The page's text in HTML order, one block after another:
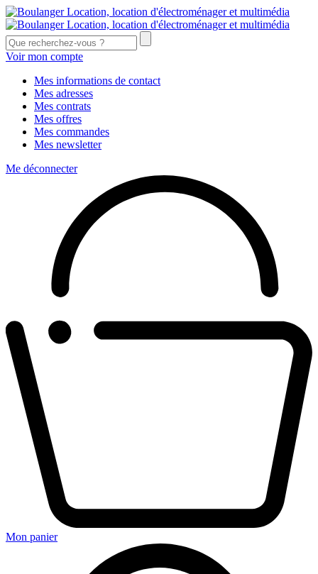
Voir mon compte
Mes informations de contact
Mes adresses
Mes contrats
Mes offres
Mes commandes
Mes newsletter
Me déconnecter
Mon panier